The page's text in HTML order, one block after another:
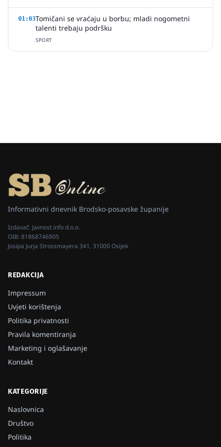
01:03Tomičani se vraćaju u borbu; mladi nogometni
talenti trebaju podršku
SPORT
Informativni dnevnik Brodsko-posavske županije
Izdavač: Javnost info d.o.o.
OIB:81868746905
Josipa Jurja Strossmayera 341, 31000 Osijek
REDAKCIJA
Impressum
Uvjeti korištenja
Politika privatnosti
Pravila komentiranja
Marketing i oglašavanje
Kontakt
KATEGORIJE
Naslovnica
Društvo
Politika